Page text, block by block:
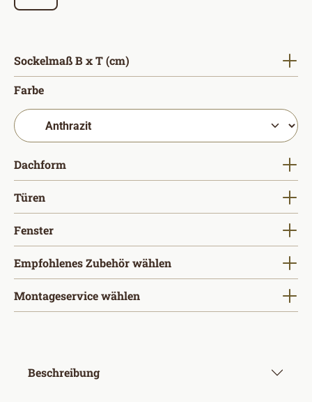
Sockelmaß B x T (cm)
Farbeauswählen
Dachform
Türen
Fensterauswählen
Empfohlenes Zubehör wählen
Montageservice wählen
Beschreibung